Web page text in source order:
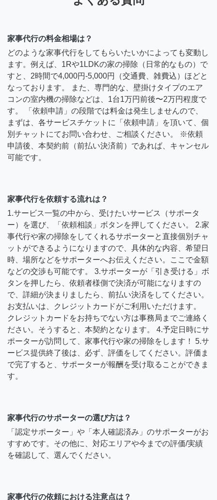
家事代行の料金相場は？
どのような家事代行をしてもらいたいかによっても変動し
ます。例えば、1Rや1LDKの家の掃除（日常的なもの）で
すと、2時間で4,000円-5,000円（交通費、雑費込）ほどと
なっております。 また、専門的な、壁掛けタイプのエア
コンの室内機の掃除などは、1台1万円前後〜2万円程度で
す。 「依頼申請」の段階では料金は発生しませんので、
まずは、各サービスチケットに「依頼申請」を頂いて、個
別チャットにてお問い合わせ、ご相談ください。 ※依頼
申請後、本契約前（前払い決済前）であれば、キャンセル
可能です。
家事代行を依頼する流れは？
1.サービス一覧の中から、受けたいサービス（サポータ
ー）を選び、「依頼相談」ボタンを押してください。 2.家
事代行や家の掃除をしてくれるサポーターと直接個別チャ
ットができるようになりますので、具体的な内容、希望日
時、場所などをサポーターへお伝えください。ここで金額
などの交渉も可能です。 3.サポーターが「引き受ける」ボ
タンを押したら、依頼者様側で決済が可能になりますの
で、詳細が決まりましたら、前払い決済をしてください。
お支払いは、クレジットカードがご利用いただけます。
クレジットカードをお持ちでない方は事務局までご連絡く
ださい。そうすると、本契約となります。 4.予定日時にサ
ポーターが訪問して、家事代行や家の掃除をします！ 5.サ
ービス提供終了後は、必ず、評価をしてください。評価ま
で完了すると、サポーターが報酬を受け取ることができま
す。
家事代行のサポーターの選び方は？
「認定サポーター」や「本人確認済み」のサポーターがお
すすめです。その他に、対応エリアや今までの評価/実績
を確認して、選んでください。
家事代行の依頼における注意点は？